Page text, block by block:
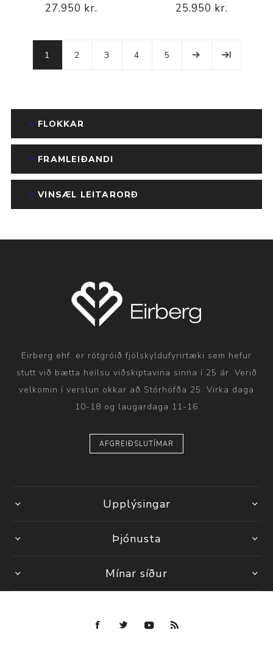
27.950 kr. 25.950 kr.
1 2 3 4 5
FLOKKAR
FRAMLEIÐANDI
VINSÆL LEITARORÐ
Eirberg ehf. er rótgróið fjölskyldufyrirtæki sem hefur
stutt við bætta heilsu viðskiptavina sinna í 25 ár. Verið
velkomin í verslun okkar að Stórhöfða 25. Virka daga
10-18 og laugardaga 11-16
AFGREIÐSLUTÍMAR
Upplýsingar
Þjónusta
Mínar síður